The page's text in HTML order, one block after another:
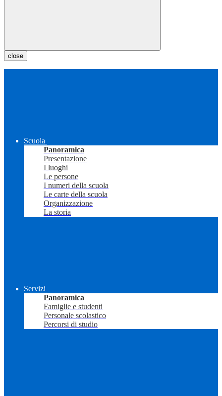
close
Scuola
Panoramica
Presentazione
I luoghi
Le persone
I numeri della scuola
Le carte della scuola
Organizzazione
La storia
Servizi
Panoramica
Famiglie e studenti
Personale scolastico
Percorsi di studio